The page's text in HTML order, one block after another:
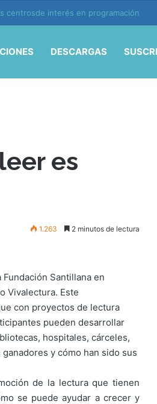
centrosde interés en programación
DESCARGAS
es
1.263 2 minutos de lectura
Santillana en
Vivalectura. Este
con proyectos de lectura
pueden desarrollar
hospitales, cárceles,
y cómo han sido sus
de la lectura que tienen
se puede ayudar a crecer y